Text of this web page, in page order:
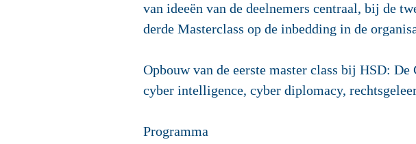
van ideeën van de deelnemers centraal, bij de
derde Masterclass op de inbedding in de
Opbouw van de eerste master class bij HSD:
cyber intelligence, cyber diplomacy,
Programma